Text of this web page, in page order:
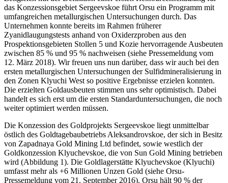
das Konzessionsgebiet Sergeevskoe führt Orsu ein Programm mit
umfangreichen metallurgischen Untersuchungen durch. Das
Unternehmen konnte bereits im Rahmen früherer
Zyanidlaugungstests anhand von Oxiderzproben aus den
Prospektionsgebieten Stollen 5 und Kozie hervorragende Ausbeuten
zwischen 85 % und 95 % nachweisen (siehe Pressemeldung vom
12. März 2018). Wir freuen uns nun darüber, dass wir auch bei den
ersten metallurgischen Untersuchungen der Sulfidmineralisierung in
den Zonen Klyuchi West so positive Ergebnisse erzielen konnten.
Die erzielten Goldausbeuten stimmen uns sehr optimistisch. Dabei
handelt es sich erst um die ersten Standarduntersuchungen, die noch
weiter optimiert werden müssen.
Die Konzession des Goldprojekts Sergeevskoe liegt unmittelbar
östlich des Goldtagebaubetriebs Aleksandrovskoe, der sich in Besitz
von Zapadnaya Gold Mining Ltd befindet, sowie westlich der
Goldkonzession Klyuchevskoe, die von Sun Gold Mining betrieben
wird (Abbildung 1). Die Goldlagerstätte Klyuchevskoe (Klyuchi)
umfasst mehr als +6 Millionen Unzen Gold (siehe Orsu-
Pressemeldung vom 21. September 2016). Orsu hält 90 % der